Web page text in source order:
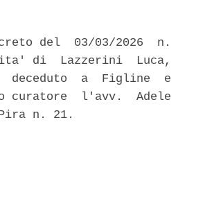
del  03/03/2026  n.
di  Lazzerini  Luca,
deceduto  a  Figline  e
curatore  l'avv.  Adele
n. 21.